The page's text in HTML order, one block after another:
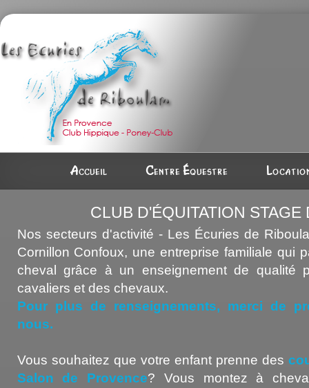
Accueil Centre équestre
CLUB D'ÉQUITATION
Nos secteurs d'activité - Les Écuries de
Cornillon Confoux, une entreprise familiale qui
cheval grâce à un enseignement de qualité
cavaliers et des chevaux.
Pour plus de renseignements, merci de
nous.
Vous souhaitez que votre enfant prenne des
Salon de Provence? Vous montez à